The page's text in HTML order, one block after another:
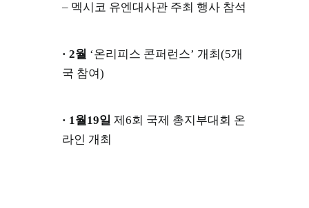
– 멕시코 유엔대사관 주최 행사 참석
· 2월 ‘온리피스 콘퍼런스’ 개최(5개
국 참여)
· 1월19일 제6회 국제 총지부대회 온
라인 개최